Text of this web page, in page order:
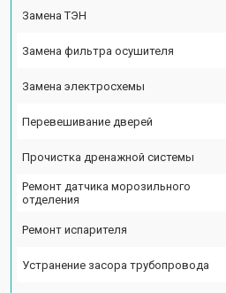
Замена ТЭН
Замена фильтра осушителя
Замена электросхемы
Перевешивание дверей
Прочистка дренажной системы
Ремонт датчика морозильного
отделения
Ремонт испарителя
Устранение засора трубопровода